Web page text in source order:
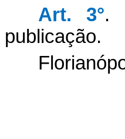
Art. 3°.
publicação.